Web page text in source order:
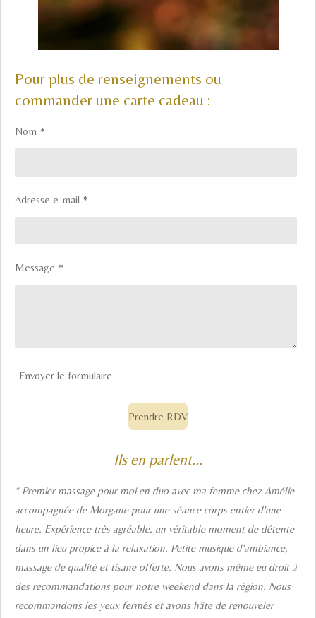
Pour plus de renseignements ou
commander une carte cadeau :
Nom *
Adresse e-mail *
Message *
Envoyer le formulaire
Prendre RDV
Ils en parlent...
“ Premier massage pour moi en duo avec ma femme chez Amélie
accompagnée de Morgane pour une séance corps entier d'une
heure. Expérience très agréable, un véritable moment de détente
dans un lieu propice à la relaxation. Petite musique d'ambiance,
massage de qualité et tisane offerte. Nous avons même eu droit à
des recommandations pour notre weekend dans la région. Nous
recommandons les yeux fermés et avons hâte de renouveler